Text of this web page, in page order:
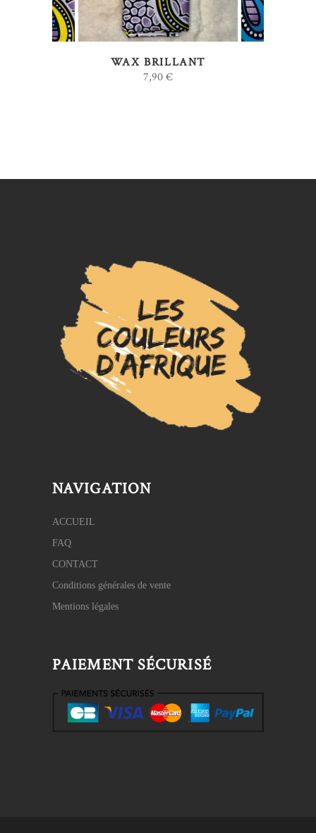
WAX BRILLANT
7,90€
NAVIGATION
ACCUEIL
FAQ
CONTACT
Conditions générales de vente
Mentions légales
PAIEMENT SÉCURISÉ